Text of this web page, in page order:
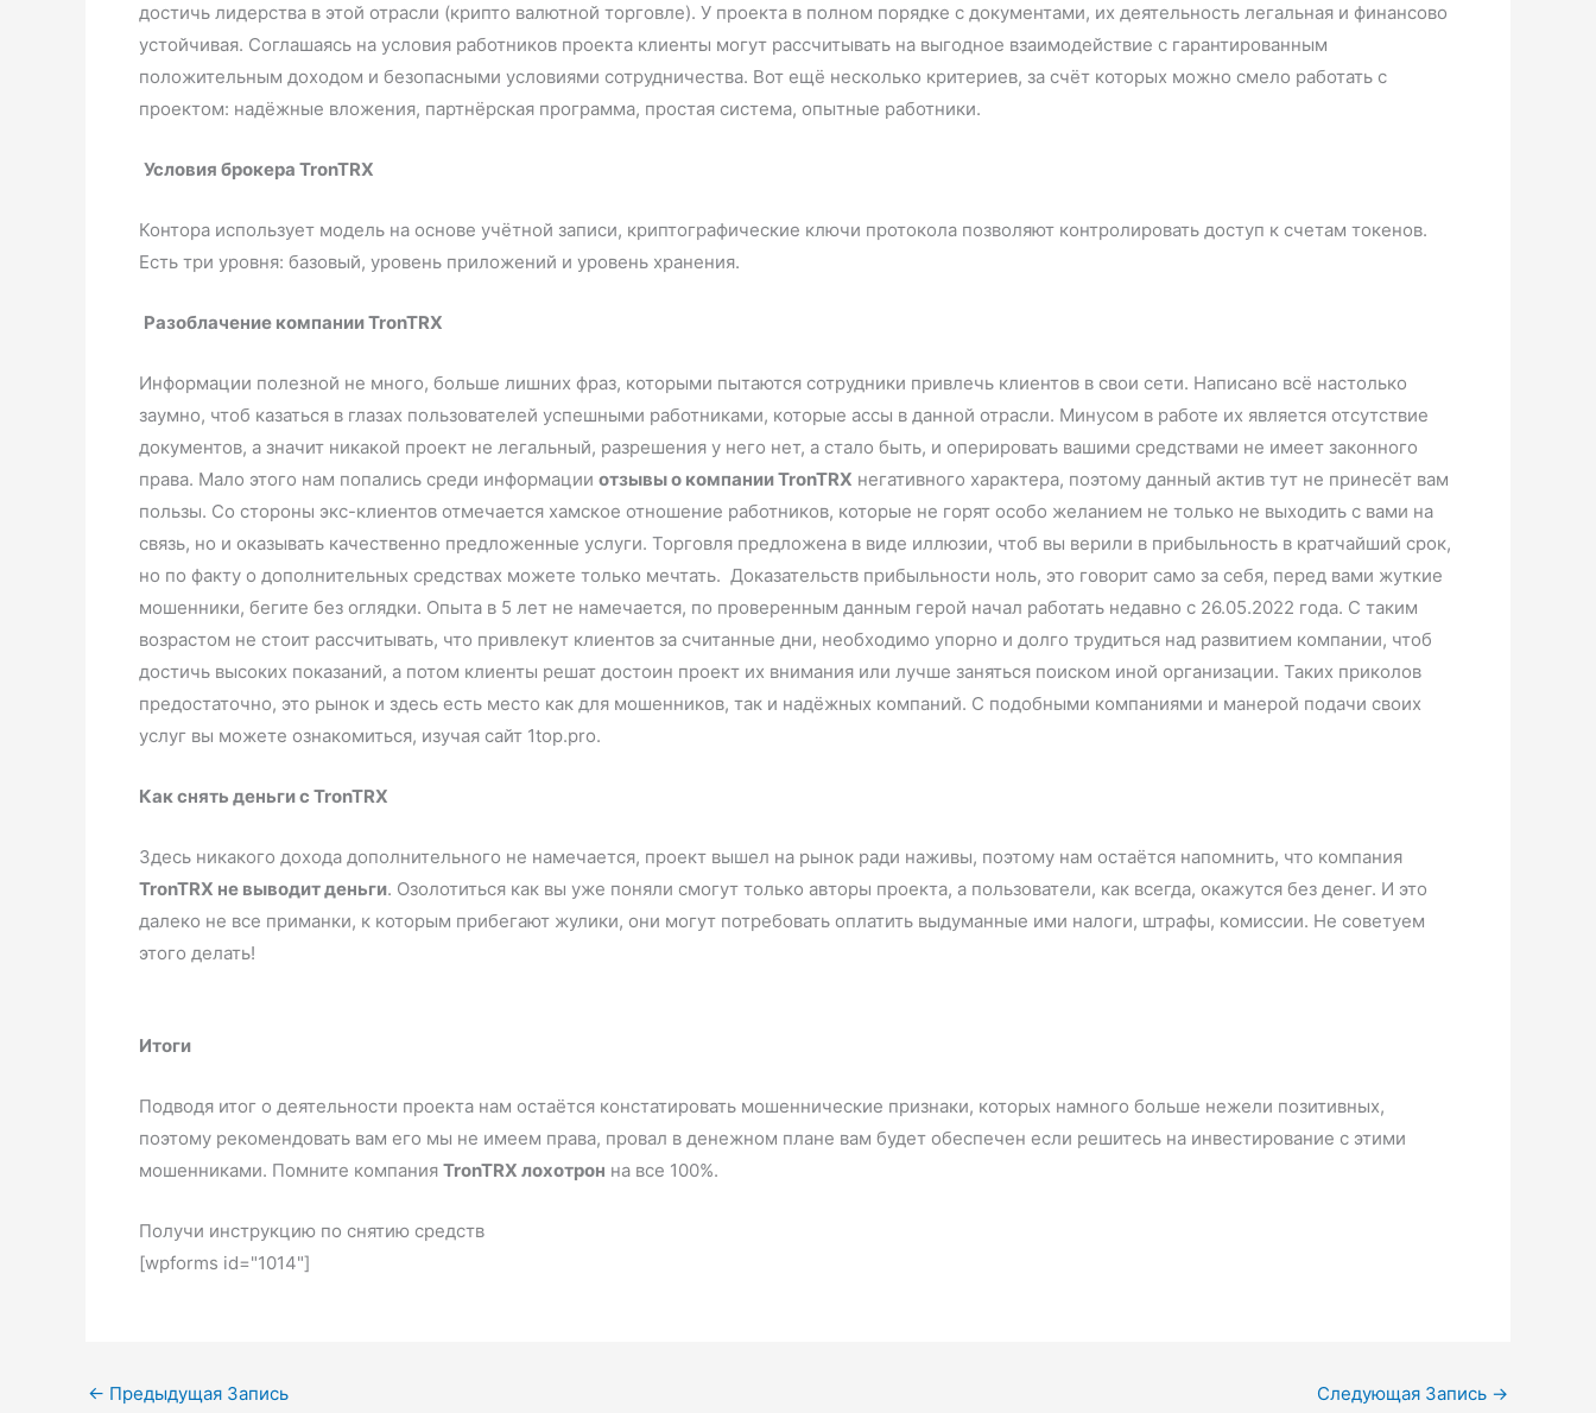
достичь лидерства в этой отрасли (крипто валютной торговле). У проекта в полном порядке с документами, их деятельность легальная и финансово
устойчивая. Соглашаясь на условия работников проекта клиенты могут рассчитывать на выгодное взаимодействие с гарантированным
положительным доходом и безопасными условиями сотрудничества. Вот ещё несколько критериев, за счёт которых можно смело работать с
проектом: надёжные вложения, партнёрская программа, простая система, опытные работники.
Условия брокера TronTRX
Контора использует модель на основе учётной записи, криптографические ключи протокола позволяют контролировать доступ к счетам токенов.
Есть три уровня: базовый, уровень приложений и уровень хранения.
Разоблачение компании TronTRX
Информации полезной не много, больше лишних фраз, которыми пытаются сотрудники привлечь клиентов в свои сети. Написано всё настолько
заумно, чтоб казаться в глазах пользователей успешными работниками, которые ассы в данной отрасли. Минусом в работе их является отсутствие
документов, а значит никакой проект не легальный, разрешения у него нет, а стало быть, и оперировать вашими средствами не имеет законного
права. Мало этого нам попались среди информации отзывы о компании TronTRX негативного характера, поэтому данный актив тут не принесёт вам
пользы. Со стороны экс-клиентов отмечается хамское отношение работников, которые не горят особо желанием не только не выходить с вами на
связь, но и оказывать качественно предложенные услуги. Торговля предложена в виде иллюзии, чтоб вы верили в прибыльность в кратчайший срок,
но по факту о дополнительных средствах можете только мечтать. Доказательств прибыльности ноль, это говорит само за себя, перед вами жуткие
мошенники, бегите без оглядки. Опыта в 5 лет не намечается, по проверенным данным герой начал работать недавно с 26.05.2022 года. С таким
возрастом не стоит рассчитывать, что привлекут клиентов за считанные дни, необходимо упорно и долго трудиться над развитием компании, чтоб
достичь высоких показаний, а потом клиенты решат достоин проект их внимания или лучше заняться поиском иной организации. Таких приколов
предостаточно, это рынок и здесь есть место как для мошенников, так и надёжных компаний. С подобными компаниями и манерой подачи своих
услуг вы можете ознакомиться, изучая сайт 1top.pro.
Как снять деньги с TronTRX
Здесь никакого дохода дополнительного не намечается, проект вышел на рынок ради наживы, поэтому нам остаётся напомнить, что компания
TronTRX не выводит деньги. Озолотиться как вы уже поняли смогут только авторы проекта, а пользователи, как всегда, окажутся без денег. И это
далеко не все приманки, к которым прибегают жулики, они могут потребовать оплатить выдуманные ими налоги, штрафы, комиссии. Не советуем
этого делать!
Итоги
Подводя итог о деятельности проекта нам остаётся констатировать мошеннические признаки, которых намного больше нежели позитивных,
поэтому рекомендовать вам его мы не имеем права, провал в денежном плане вам будет обеспечен если решитесь на инвестирование с этими
мошенниками. Помните компания TronTRX лохотрон на все 100%.
Получи инструкцию по снятию средств
[wpforms id="1014"]
← Предыдущая Запись Следующая Запись →